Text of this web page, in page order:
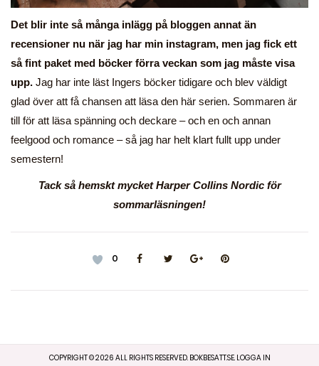
Det blir inte så många inlägg på bloggen annat än
recensioner nu när jag har min instagram, men jag fick ett
så fint paket med böcker förra veckan som jag måste visa
upp. Jag har inte läst Ingers böcker tidigare och blev väldigt
glad över att få chansen att läsa den här serien. Sommaren är
till för att läsa spänning och deckare – och en och annan
feelgood och romance – så jag har helt klart fullt upp under
semestern!
Tack så hemskt mycket Harper Collins Nordic för
sommarläsningen!
0
COPYRIGHT ©2026 ALL RIGHTS RESERVED. BOKBESATT.SE. LOGGA IN